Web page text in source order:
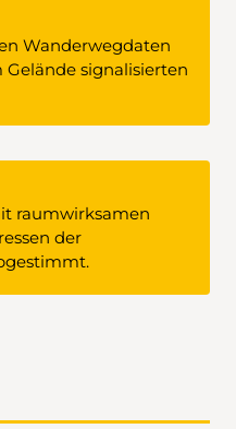
Wanderwegdaten
signalisierten
raumwirksamen
der